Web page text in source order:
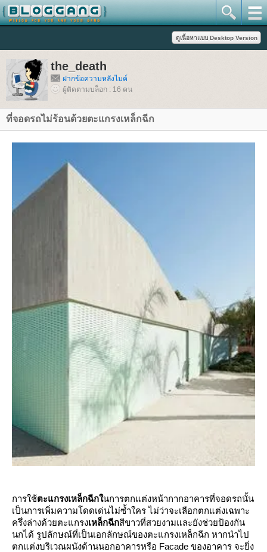
the_death
ฝากข้อความหลังไมค์
ผู้ติดตามบล็อก : 16 คน
ที่จอดรถไม่ร้อนด้วยตะแกรงเหล็กฉีก
การใช้ตะแกรงเหล็กฉีกนการตกแต่งหน้ากากอาคารที่จอดรถนั้น
เป็นการเพิ่มความโดดเด่นไม่ซ้ำใคร ไม่ว่าจะเลือกตกแต่งเฉพาะ
ครึ่งล่างด้วยตะแกรงเหล็กฉีกสีขาวที่สวยงามและยังช่วยป้องกัน
นกได้ รูปลักษณ์ที่เป็นเอกลักษณ์ของตะแกรงเหล็กฉีก หากนำไป
ตกแต่งบริเวณผนังด้านนอกอาคารหรือ Facade ของอาคาร จะยิ่ง